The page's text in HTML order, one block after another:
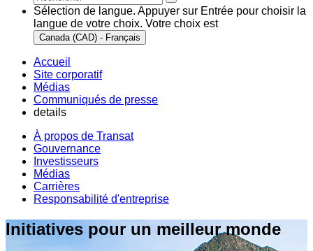
Sélection de langue. Appuyer sur Entrée pour choisir la
langue de votre choix. Votre choix est
Canada (CAD) - Français
Accueil
Site corporatif
Médias
Communiqués de presse
details
À propos de Transat
Gouvernance
Investisseurs
Médias
Carrières
Responsabilité d'entreprise
Initiatives pour un meilleur monde